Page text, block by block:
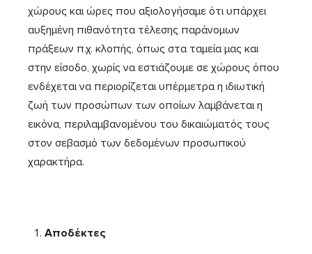
χώρους και ώρες που αξιολογήσαμε ότι υπάρχει
αυξημένη πιθανότητα τέλεσης παράνομων
πράξεων π.χ. κλοπής, όπως στα ταμεία μας και
στην είσοδο, χωρίς να εστιάζουμε σε χώρους όπου
ενδέχεται να περιορίζεται υπέρμετρα η ιδιωτική
ζωή των προσώπων των οποίων λαμβάνεται η
εικόνα, περιλαμβανομένου του δικαιώματός τους
στον σεβασμό των δεδομένων προσωπικού
χαρακτήρα.
Αποδέκτες